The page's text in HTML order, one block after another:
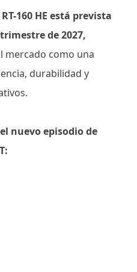
160 HE está prevista
de 2027,
mercado como una
durabilidad y
nuevo episodio de